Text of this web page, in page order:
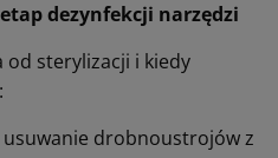
dezynfekcji narzędzi
od sterylizacji i kiedy
drobnoustrojów z